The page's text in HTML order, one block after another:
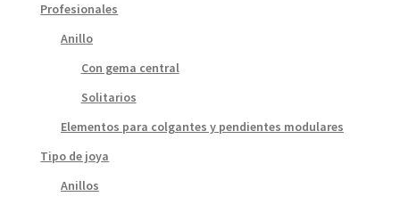
Profesionales
Anillo
Con gema central
Solitarios
Elementos para colgantes y pendientes modulares
Tipo de joya
Anillos